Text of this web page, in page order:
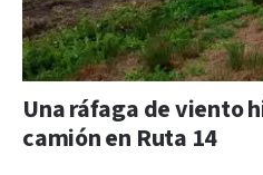
Una ráfaga de viento
camión en Ruta 14